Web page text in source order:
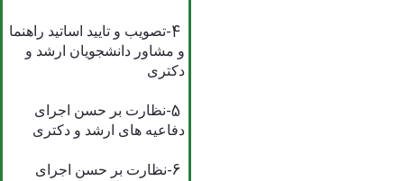
-4تصویب و تایید اساتید راهنما
و مشاور دانشجویان ارشد و
دکتری
-5نظارت بر حسن اجرای
دفاعیه های ارشد و دکتری
-6نظارت بر حسن اجرای